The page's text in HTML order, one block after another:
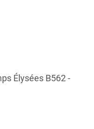
Élysées B562 -